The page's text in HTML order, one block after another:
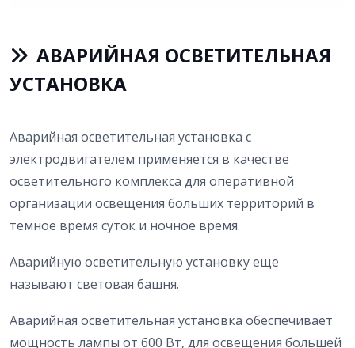
АВАРИЙНАЯ ОСВЕТИТЕЛЬНАЯ
УСТАНОВКА
Аварийная осветительная установка с
электродвигателем применяется в качестве
осветительного комплекса для оперативной
организации освещения больших территорий в
темное время суток и ночное время.
Аварийную осветительную установку еще
называют световая башня.
Аварийная осветительная установка обеспечивает
мощность лампы от 600 Вт, для освещения большей